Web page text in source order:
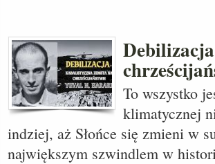
To wszystko
klimatycznej
indziej, aż Słońce się zmieni w
największym szwindlem w